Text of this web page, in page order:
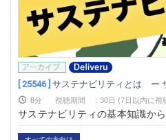
[ 25546 ] サステナビリティとは ー
8分 視聴期間 : 30日 (7日以内に視
サステナビリティの基本知識か
る動画です。